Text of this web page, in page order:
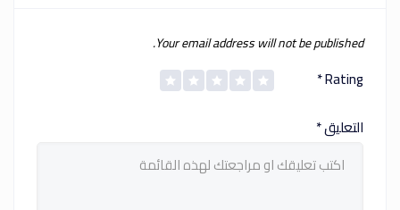
Your email address will not be published.
Rating
*
التعليق*